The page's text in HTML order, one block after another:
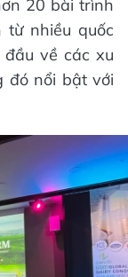
20 bài trình
từ nhiều quốc
về các xu
đó nổi bật với